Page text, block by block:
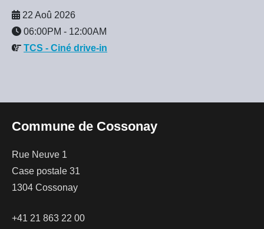
22 Aoû 2026
06:00PM - 12:00AM
TCS - Ciné drive-in
Commune de Cossonay
Rue Neuve 1
Case postale 31
1304 Cossonay
+41 21 863 22 00